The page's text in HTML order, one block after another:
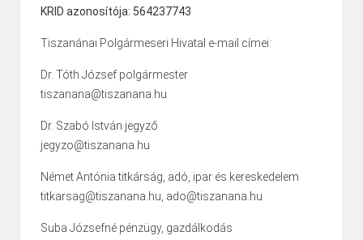
KRID azonosítója: 564237743
Tiszanánai Polgármeseri Hivatal e-mail címei:
Dr. Tóth József polgármester
tiszanana@tiszanana.hu
Dr. Szabó István jegyző
jegyzo@tiszanana.hu
Német Antónia titkárság, adó, ipar és kereskedelem
titkarsag@tiszanana.hu, ado@tiszanana.hu
Suba Józsefné pénzügy, gazdálkodás